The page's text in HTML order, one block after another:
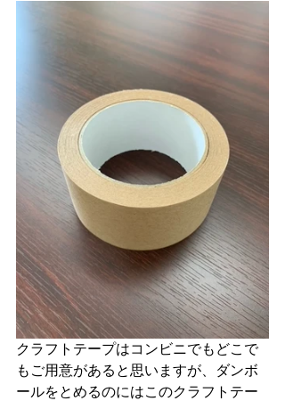
クラフトテープはコンビニでもどこで
もご用意があると思いますが、ダンボ
ールをとめるのにはこのクラフトテー